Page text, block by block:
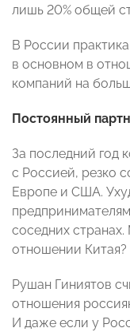
лишь 20% общей
В России
в основном в
компаний на
Постоянный
За последний год
с Россией, резко
Европе и США.
соседних
отношении Китая?
Рушан Гиниятов
отношения
И даже если у